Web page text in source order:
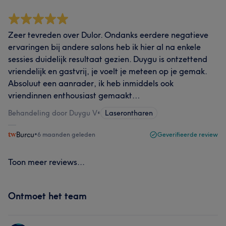
Zeer tevreden over Dulor. Ondanks eerdere negatieve
ervaringen bij andere salons heb ik hier al na enkele
sessies duidelijk resultaat gezien. Duygu is ontzettend
vriendelijk en gastvrij, je voelt je meteen op je gemak.
Absoluut een aanrader, ik heb inmiddels ook
vriendinnen enthousiast gemaakt…
Behandeling door Duygu V• Laserontharen
Burcu•6 maanden geleden Geverifieerde review
Toon meer reviews...
Ontmoet het team